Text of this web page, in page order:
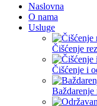
Naslovna
O nama
Usluge
Čišćenje
Čišćenje i
Baždarenje